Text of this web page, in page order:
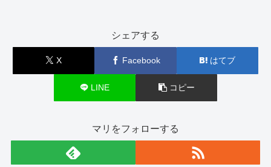
シェアする
X Facebook はてブ
LINE コピー
マリをフォローする